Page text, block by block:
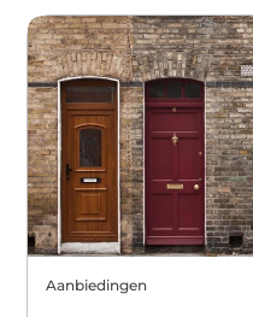
Aanbiedingen